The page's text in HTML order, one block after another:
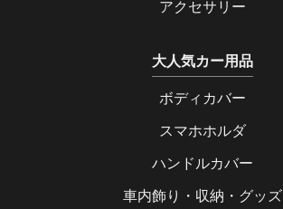
アクセサリー
大人気カー用品
ボディカバー
スマホホルダ
ハンドルカバー
車内飾り・収納・グッズ